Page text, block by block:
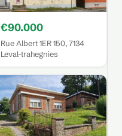
€90.000
Rue Albert 1ER 150, 7134
Leval-trahegnies